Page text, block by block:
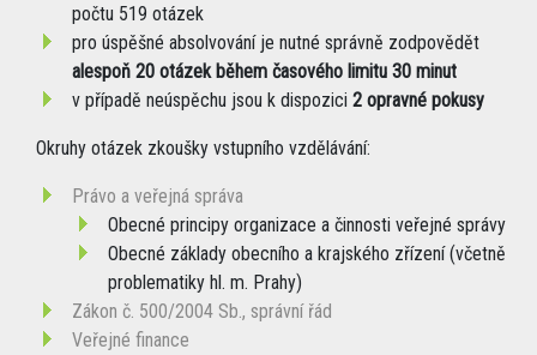
počtu 519 otázek
pro úspěšné absolvování je nutné správně zodpovědět
alespoň 20 otázek během časového limitu 30 minut
v případě neúspěchu jsou k dispozici 2 opravné pokusy
Okruhy otázek zkoušky vstupního vzdělávání:
Právo a veřejná správa
Obecné principy organizace a činnosti veřejné správy
Obecné základy obecního a krajského zřízení (včetně
problematiky hl. m. Prahy)
Zákon č. 500/2004 Sb., správní řád
Veřejné finance